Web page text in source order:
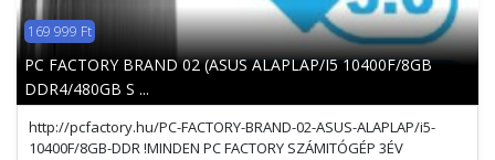
169 999 Ft
PC FACTORY BRAND 02 (ASUS ALAPLAP/I5 10400F/8GB
DDR4/480GB S ...
http://pcfactory.hu/PC-FACTORY-BRAND-02-ASUS-ALAPLAP/i5-
10400F/8GB-DDR !MINDEN PC FACTORY SZÁMITÓGÉP 3ÉV